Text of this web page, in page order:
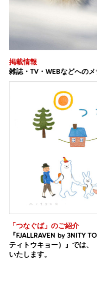
掲載情報
雑誌・TV・WEBなどへの
「つなぐば」のご紹介
『FJALLRAVEN by 3NITY
ティトウキョー）』では、
いたします。